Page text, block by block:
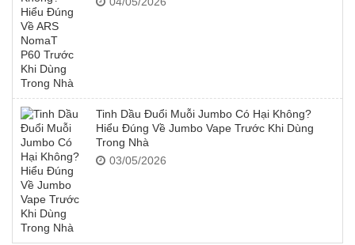
Tinh Dầu Đuổi Muỗi Jumbo Có Hại Không?
Hiểu Đúng Về Jumbo Vape Trước Khi Dùng
Trong Nhà
03/05/2026